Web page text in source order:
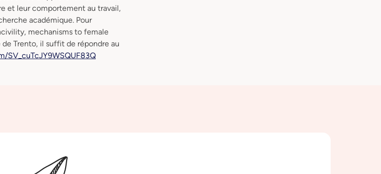
et leur comportement au travail,
académique. Pour
mechanisms to female
Trento, il suffit de répondre au
SV_cuTcJY9WSQUF83Q